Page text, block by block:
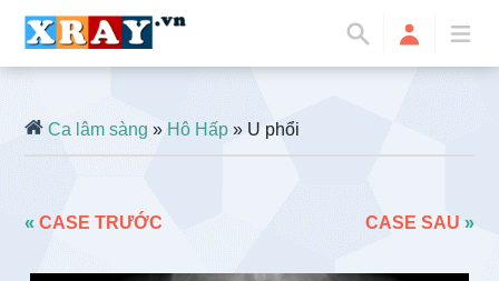
Ca lâm sàng » Hô Hấp » U phổi
«CASE TRƯỚC CASE SAU »